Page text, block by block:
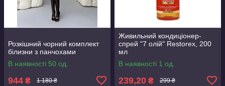
Розкішний чорний комплект
білизни з панчохами
В наявності 50 од.
944 ₴ 1 180 ₴
Живильний кондиціонер-
спрей "7 олій" Restorex, 200
мл
В наявності 1 од.
239,20 ₴ 299 ₴